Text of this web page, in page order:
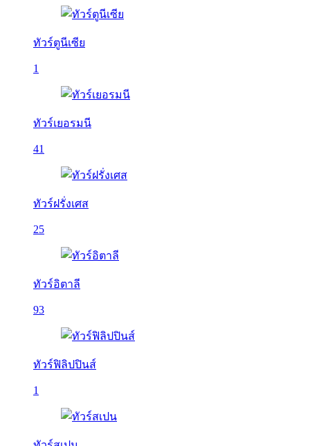
ทัวร์ตูนีเซีย
1
ทัวร์เยอรมนี
41
ทัวร์ฝรั่งเศส
25
ทัวร์อิตาลี
93
ทัวร์ฟิลิปปินส์
1